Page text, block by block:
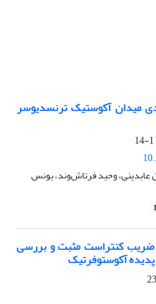
میدان آکوستیک ترنسدیوسر
1-14
عابدینی، وحید فرتاش‌وند، یونس
ضریب کنتراست مثبت و بررسی
آکوستوفرتیک